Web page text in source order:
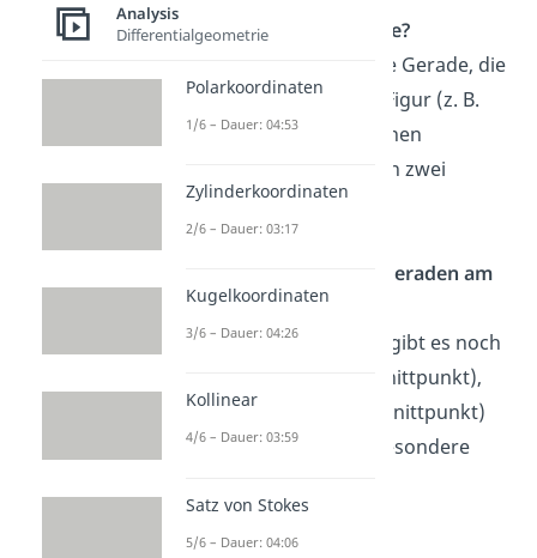
Was ist eine Sekante?
Eine Sekante ist eine Gerade, die
eine geometrische Figur (z. B.
einen Kreis) oder einen
Funktionsgraphen in zwei
Punkten schneidet.
Welche wichtigen Geraden am
Kreis gibt es?
Neben der Sekante gibt es noch
Tangenten (ein Schnittpunkt),
Passanten (kein Schnittpunkt)
und die Zentrale (besondere
Kreismittelpunkt).
Analysis
Differentialgeometrie
Polarkoordinaten
1/6 – Dauer: 04:53
Zylinderkoordinaten
2/6 – Dauer: 03:17
Kugelkoordinaten
3/6 – Dauer: 04:26
Kollinear
4/6 – Dauer: 03:59
Satz von Stokes
5/6 – Dauer: 04:06